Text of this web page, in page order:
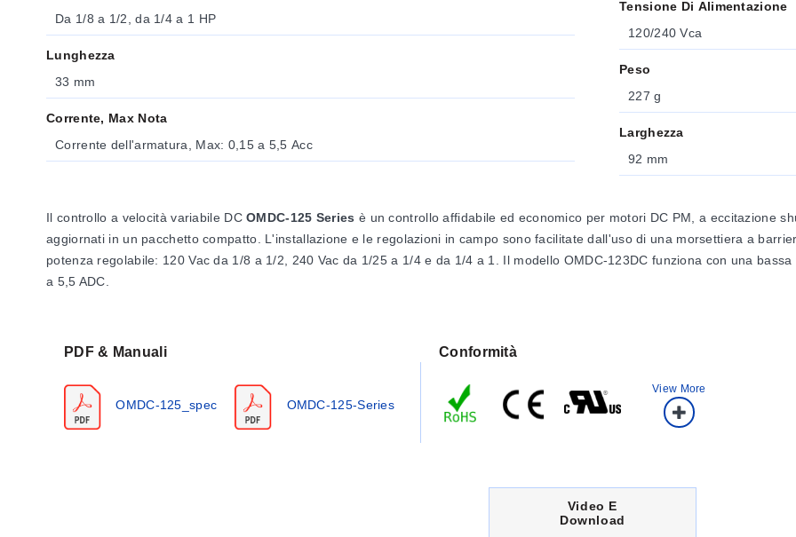
Da 1/8 a 1/2, da 1/4 a 1 HP
Lunghezza
33 mm
Corrente, Max Nota
Corrente dell'armatura, Max: 0,15 a 5,5 Acc
Tensione Di Alimentazione
120/240 Vca
Peso
227 g
Larghezza
92 mm
Il controllo a velocità variabile DCOMDC-125 Series è un controllo affidabile ed economico per motori DC PM, a eccitazione
aggiornati in un pacchetto compatto. L'installazione e le regolazioni in campo sono facilitate dall'uso di una morsettiera a
potenza regolabile: 120 Vac da 1/8 a 1/2, 240 Vac da 1/25 a 1/4 e da 1/4 a 1. Il modello OMDC-123DC funziona con una
a 5,5 ADC.
PDF & Manuali
OMDC-125_spec OMDC-125-Series
Conformità
View More
C
U
Video E
Download